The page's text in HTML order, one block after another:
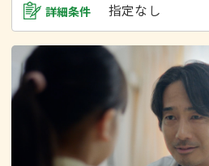
詳細条件 指定なし